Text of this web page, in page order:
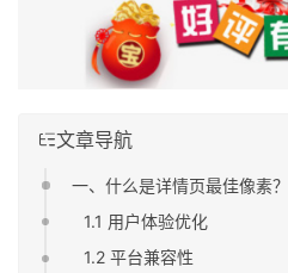
文章导航
一、什么是详情页最佳像素？
1.1 用户体验优化
1.2 平台兼容性